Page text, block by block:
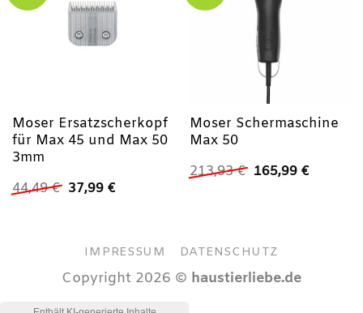
Moser Ersatzscherkopf
für Max 45 und Max 50
3mm
44,49€ Ursprünglicher
37,99 €Aktueller
Moser Schermaschine
Max 50
213,93€ Ursprünglicher
165,99 €
IMPRESSUM DATENSCHUTZ
Copyright 2026 © haustierliebe.de